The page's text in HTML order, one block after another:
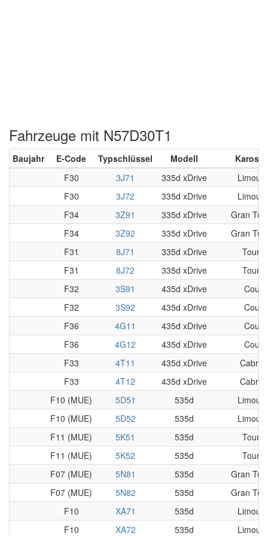
Fahrzeuge mit N57D30T1
Baujahr E-Code Typschlüssel Modell
F30
3J71 335d xDrive
F30
3J72 335d xDrive
F34
3Z91 335d xDrive
Gran
F34
3Z92 335d xDrive
Gran
F31
8J71 335d xDrive
F31
8J72 335d xDrive
F32
3S91 435d xDrive
F32
3S92 435d xDrive
F36
4G11 435d xDrive
F36
4G12 435d xDrive
F33
4T11 435d xDrive
F33
4T12 435d xDrive
F10 (MUE)
5D51 535d
F10 (MUE)
5D52 535d
F11 (MUE)
5K51 535d
F11 (MUE)
5K52 535d
F07 (MUE)
5N81 535d
Gran
F07 (MUE)
5N82 535d
Gran
F10
XA71 535d
F10
XA72 535d